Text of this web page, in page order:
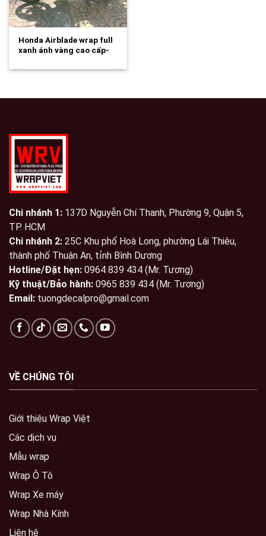
Honda Airblade wrap full
xanh ánh vàng cao cấp-
Chi nhánh 1: 137D Nguyễn Chí Thanh, Phường 9, Quận 5,
TP. HCM
Chi nhánh 2: 25C Khu phố Hoà Long, phường Lái Thiêu,
thành phố Thuận An, tỉnh Bình Dương
Hotline/Đặt hẹn: 0964 839 434 (Mr. Tương)
Kỹ thuật/Bảo hành: 0965 839 434 (Mr. Tương)
Email: tuongdecalpro@gmail.com
VỀ CHÚNG TÔI
Giới thiệu Wrap Việt
Các dịch vụ
Mẫu wrap
Wrap Ô Tô
Wrap Xe máy
Wrap Nhà Kính
Liên hệ